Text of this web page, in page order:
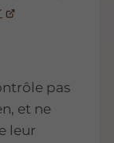
pas
et ne
leur